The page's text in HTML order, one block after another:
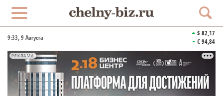
9:33, 9 Августа
$ 82,17
€ 94,84
РЕКЛАМА